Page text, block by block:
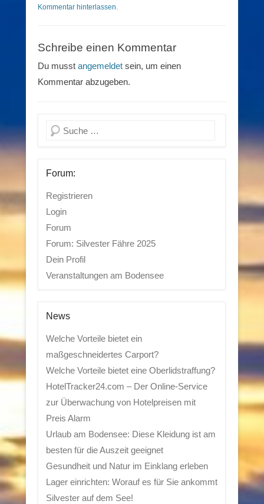
Kommentar hinterlassen.
Schreibe einen Kommentar
Du musst angemeldet sein, um einen
Kommentar abzugeben.
Suchen
Forum:
Registrieren
Login
Forum
Forum: Silvester Fähre 2025
Dein Profil
Veranstaltungen am Bodensee
News
Welche Vorteile bietet ein
maßgeschneidertes Carport?
Welche Vorteile bietet eine Oberlidstraffung?
HotelTracker24.com – Der Online-Service
zur Überwachung von Hotelpreisen mit
Preis Alarm
Urlaub am Bodensee: Diese Kleidung ist am
besten für die Auszeit geeignet
Gesundheit und Natur im Einklang erleben
Lager einrichten: Worauf es für Sie ankommt
Silvester auf dem See!